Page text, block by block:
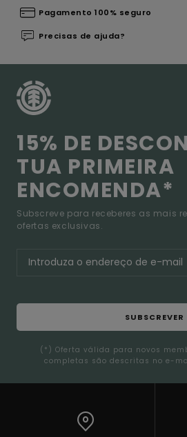
Pagamento 100% seguro
Precisas de ajuda?
15% DE
TUA PRIMEIRA
ENCOMENDA*
Subscreve para receberes as mais
ofertas exclusivas.
SUBSCREVER
(*) Oferta válida para novos
completas são descritas no e-